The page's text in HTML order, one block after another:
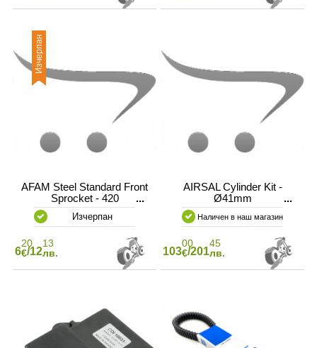
Изчерпан
AFAM Steel Standard Front
Sprocket - 420
Изчерпан
6
20
€/12
13
лв.
AIRSAL Cylinder Kit -
Ø41mm
Наличен в наш магазин
103
00
€/201
45
лв.